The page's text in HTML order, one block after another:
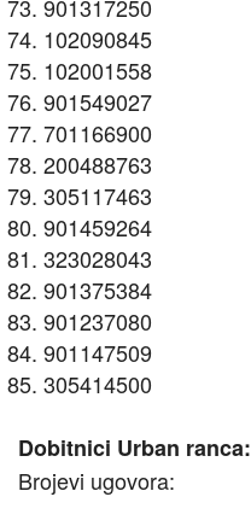
901317250
102090845
102001558
901549027
701166900
200488763
305117463
901459264
323028043
901375384
901237080
901147509
305414500
Dobitnici Urban ranca:
Brojevi ugovora: